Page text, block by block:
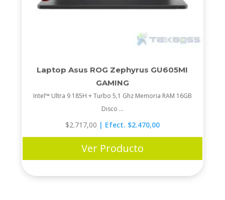
Laptop Asus ROG Zephyrus GU605MI
GAMING
Intel™ Ultra 9 185H + Turbo 5,1 Ghz Memoria RAM 16GB
Disco ...
$2.717,00 | Efect. $2.470,00
Ver Producto